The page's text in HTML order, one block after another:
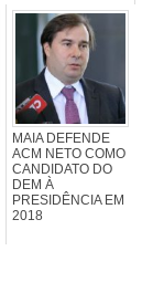
MAIA DEFENDE
ACM NETO COMO
CANDIDATO DO
DEM À
PRESIDÊNCIA EM
2018